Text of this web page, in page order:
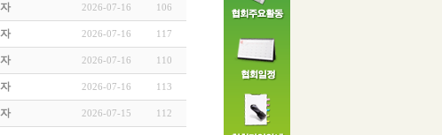
2026-07-16 106
2026-07-16 117
2026-07-16 110
2026-07-16 113
2026-07-15 112